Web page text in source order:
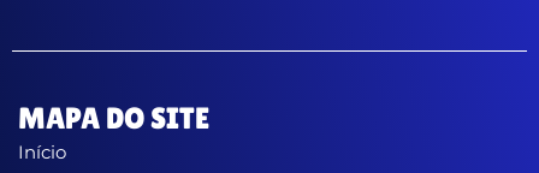
MAPA DO SITE
Início